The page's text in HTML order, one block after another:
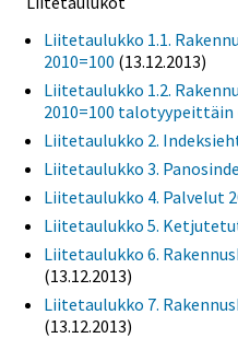
Liitetaulukko 1.1.
2010=100 (13.12.2013)
Liitetaulukko 1.2.
2010=100 talotyypeittäin
Liitetaulukko 2.
Liitetaulukko 3.
Liitetaulukko 4. Palvelut
Liitetaulukko 5.
Liitetaulukko 6.
(13.12.2013)
Liitetaulukko 7.
(13.12.2013)